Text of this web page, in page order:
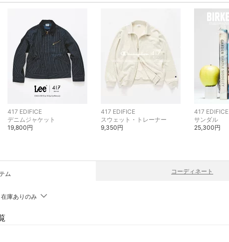
417 EDIFICE
デニムジャケット
19,800円
417 EDIFICE
スウェット・トレーナー
9,350円
417 EDIFICE
サンダル
25,300円
ム コーディネート
在庫ありのみ